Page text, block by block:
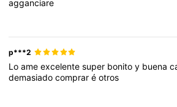
agganciare
p***2
Loameexcelentesuper bonitoy buena
demasiadocompraréotros